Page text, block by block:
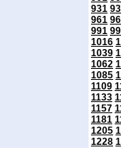
931
961
991
1016
1039
1062
1085
1109
1133
1157
1181
1205
1228